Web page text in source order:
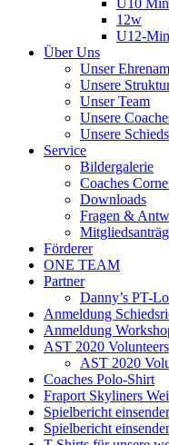
12w
U12-
Über Uns
Unser
Unsere
Unser Team
Unsere
Unsere
Service
Bildergalerie
Coaches
Downloads
Fragen &
Förderer
ONE TEAM
Partner
Danny’s PT-
Anmeldung
Anmeldung
AST 2020 Volunteers
AST 2020
Coaches Polo-Shirt
Fraport Skyliners
Spielbericht
Spielbericht